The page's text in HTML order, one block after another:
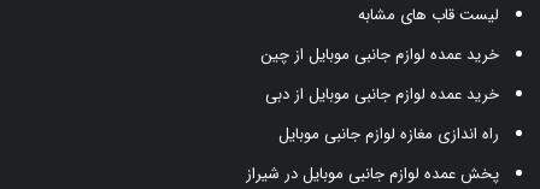
لیست قاب های مشابه
خرید عمده لوازم جانبی موبایل از چین
خرید عمده لوازم جانبی موبایل از دبی
راه اندازی مغازه لوازم جانبی موبایل
پخش عمده لوازم جانبی موبایل در شیراز